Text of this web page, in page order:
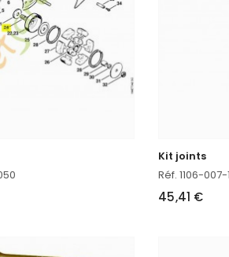
Kit joints
Réf. 1106-007-
45,41 €